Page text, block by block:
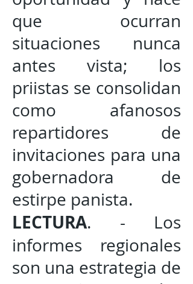
que ocurran
situaciones nunca
antes vista; los
priistas se consolidan
como afanosos
repartidores de
invitaciones para una
gobernadora de
estirpe panista.
LECTURA. - Los
informes regionales
son una estrategia de